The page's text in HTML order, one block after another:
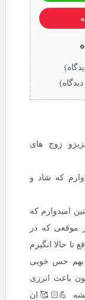
زوج های
که شاد و
امیدوارم که
موقعی که در
تا حالا انگیزم
بهم حس خوبی
باعث انرزی
💪🏻🥰ان